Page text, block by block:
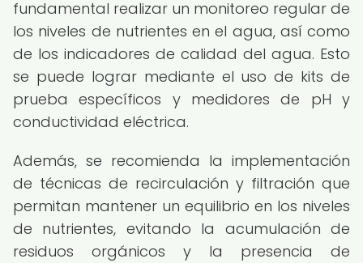
fundamental realizar un monitoreo regular de
los niveles de nutrientes en el agua, así como
de los indicadores de calidad del agua. Esto
se puede lograr mediante el uso de kits de
prueba específicos y medidores de pH y
conductividad eléctrica.
Además, se recomienda la implementación
de técnicas de recirculación y filtración que
permitan mantener un equilibrio en los niveles
de nutrientes, evitando la acumulación de
residuos orgánicos y la presencia de